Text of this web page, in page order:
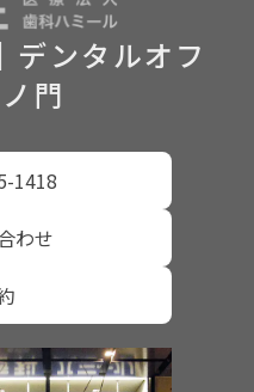
デンタルオフ
門
1418
わせ